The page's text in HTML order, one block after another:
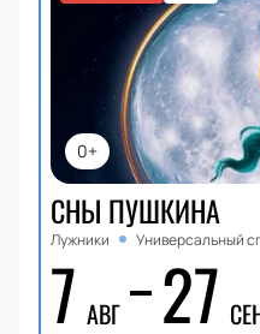
0+
СНЫ ПУШКИНА
Лужники Универсальный
7 АВГ 27